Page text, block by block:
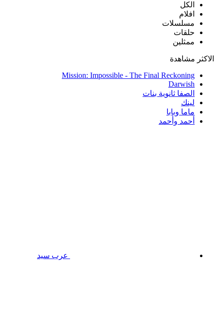
الكل
افلام
مسلسلات
حلقات
ممثلين
الاكثر مشاهدة
Mission: Impossible - The Final Reckoning
Darwish
الصفا ثانوية بنات
لينك
ماما وبابا
أحمد وأحمد
عرب سيد